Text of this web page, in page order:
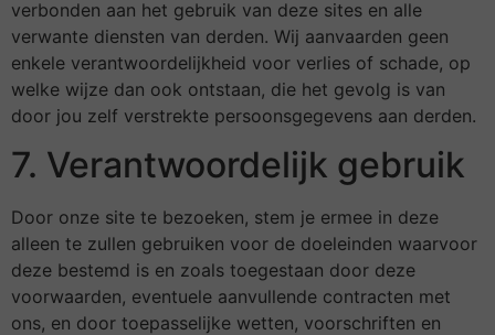
verbonden aan het gebruik van deze sites en alle
verwante diensten van derden. Wij aanvaarden geen
enkele verantwoordelijkheid voor verlies of schade, op
welke wijze dan ook ontstaan, die het gevolg is van
door jou zelf verstrekte persoonsgegevens aan derden.
7. Verantwoordelijk gebruik
Door onze site te bezoeken, stem je ermee in deze
alleen te zullen gebruiken voor de doeleinden waarvoor
deze bestemd is en zoals toegestaan door deze
voorwaarden, eventuele aanvullende contracten met
ons, en door toepasselijke wetten, voorschriften en